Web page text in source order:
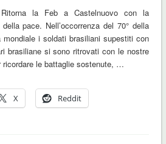
la Feb a Castelnuovo con la
pace. Nell’occorrenza del 70° della
mondiale i soldati brasiliani supestiti con
brasiliane si sono ritrovati con le nostre
le battaglie sostenute, …
X Reddit